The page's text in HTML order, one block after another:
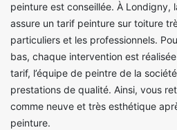
peinture est conseillée. À Londigny,
assure un tarif peinture sur toiture
particuliers et les professionnels.
bas, chaque intervention est
tarif, l’équipe de peintre de la
prestations de qualité. Ainsi, vous
comme neuve et très esthétique
peinture.